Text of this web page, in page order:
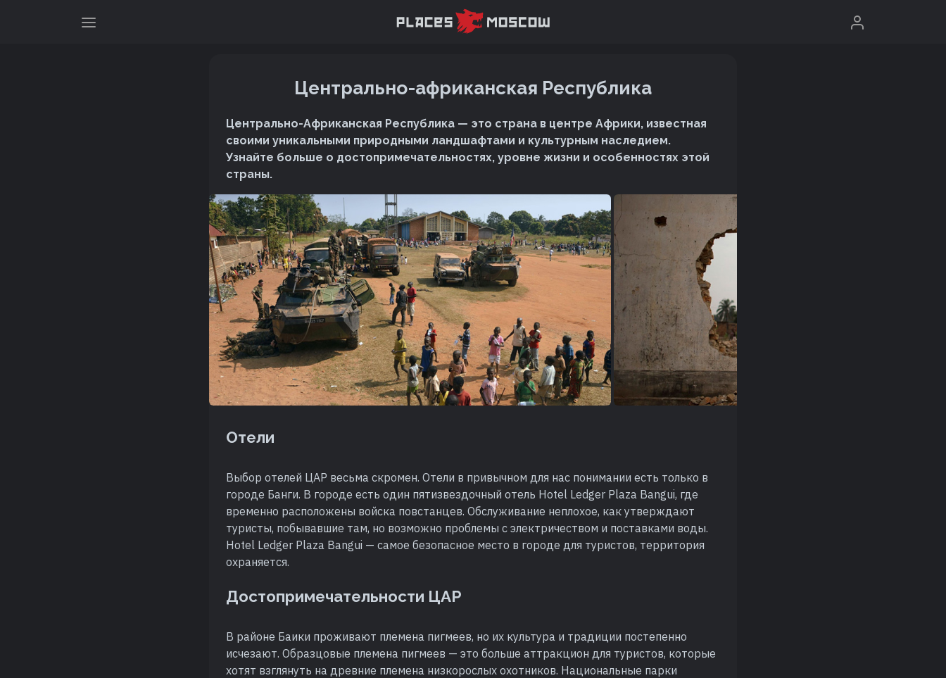
Центрально-африканская Республика
Центрально-Африканская Республика — это страна в центре Африки, известная
своими уникальными природными ландшафтами и культурным наследием.
Узнайте больше о достопримечательностях, уровне жизни и особенностях этой
страны.
Отели
Выбор отелей ЦАР весьма скромен. Отели в привычном для нас понимании есть только в
городе Банги. В городе есть один пятизвездочный отель Hotel Ledger Plaza Bangui, где
временно расположены войска повстанцев. Обслуживание неплохое, как утверждают
туристы, побывавшие там, но возможно проблемы с электричеством и поставками воды.
Hotel Ledger Plaza Bangui — самое безопасное место в городе для туристов, территория
охраняется.
Достопримечательности ЦАР
В районе Баики проживают племена пигмеев, но их культура и традиции постепенно
исчезают. Образцовые племена пигмеев — это больше аттракцион для туристов, которые
хотят взглянуть на древние племена низкорослых охотников. Национальные парки